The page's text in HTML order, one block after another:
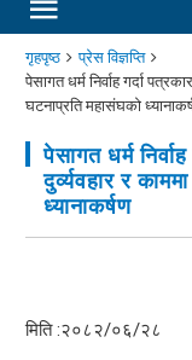
गृहपृष्ठ
प्रेस विज्ञप्ति
पेसागत धर्म निर्वाह गर्दा
घटनाप्रति महासंघको
पेसागत धर्म
दुर्व्यवहार र
ध्यानाकर्षण
मिति :२०८२/०६/२८